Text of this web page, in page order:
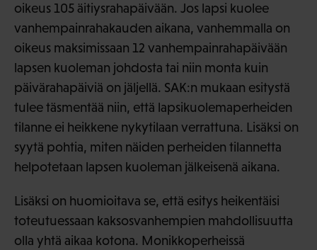
oikeus 105 äitiysrahapäivään. Jos lapsi kuolee
vanhempainrahakauden aikana, vanhemmalla on
oikeus maksimissaan 12 vanhempainrahapäivään
lapsen kuoleman johdosta tai niin monta kuin
päivärahapäiviä on jäljellä. SAK:n mukaan esitystä
tulee täsmentää niin, että lapsikuolemaperheiden
tilanne ei heikkene nykytilaan verrattuna. Lisäksi on
syytä pohtia, miten näiden perheiden tilannetta
helpotetaan lapsen kuoleman jälkeisenä aikana.
Lisäksi on huomioitava se, että esitys heikentäisi
toteutuessaan kaksosvanhempien mahdollisuutta
olla yhtä aikaa kotona. Monikkoperheissä